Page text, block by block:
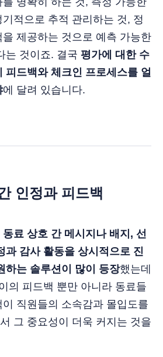
적으로 추적 관리하는 것, 정
제공하는 것으로 예측 가능한
는 것이죠. 결국 평가에 대한 수
피드백와 체크인 프로세스를 얼
에 달려 있습니다.
인정과 피드백
동료 상호 간 메시지나 배지, 선
과 감사 활동을 상시적으로 진
하는 솔루션이 많이 등장했는데
의 피드백 뿐만 아니라 동료들
직원들의 소속감과 몰입도를
그 중요성이 더욱 커지는 것을